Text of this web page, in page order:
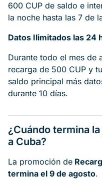
600 CUP de saldo e
la noche hasta las 7 de
Datos Ilimitados las 24
Durante todo el mes de
recarga de 500 CUP y
saldo principal más
durante 10 días.
¿Cuándo termina
a Cuba?
La promoción de
termina el 9 de agosto.